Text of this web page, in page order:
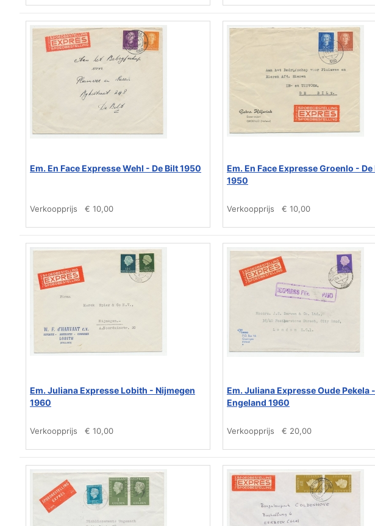
Em. En Face Expresse Wehl - De Bilt 1950
Verkoopprijs € 10,00
Em. En Face Expresse Groenlo - De
1950
Verkoopprijs € 10,00
Em. Juliana Expresse Lobith - Nijmegen
1960
Verkoopprijs € 10,00
Em. Juliana Expresse Oude Pekela -
Engeland 1960
Verkoopprijs € 20,00